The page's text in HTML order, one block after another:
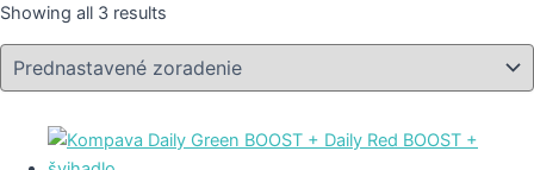
Showing all 3 results